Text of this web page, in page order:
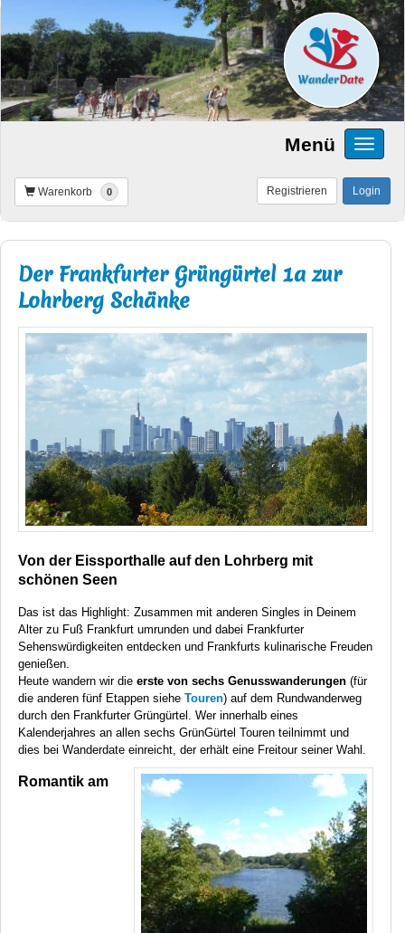
Menü
Warenkorb 0 Login
Registrieren
Der Frankfurter Grüngürtel 1a zur
Lohrberg Schänke
Von der Eissporthalle auf den Lohrberg mit
schönen Seen
Das ist das Highlight: Zusammen mit anderen Singles in Deinem
Alter zu Fuß Frankfurt umrunden und dabei Frankfurter
Sehenswürdigkeiten entdecken und Frankfurts kulinarische Freuden
genießen.
Heute wandern wir die erste von sechs Genusswanderungen (für
die anderen fünf Etappen siehe Touren) auf dem Rundwanderweg
durch den Frankfurter Grüngürtel. Wer innerhalb eines
Kalenderjahres an allen sechs GrünGürtel Touren teilnimmt und
dies bei Wanderdate einreicht, der erhält eine Freitour seiner Wahl.
Romantik am